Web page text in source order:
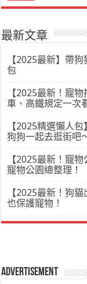
最新文章
【2025最新】帶
包
【2025最新！寵
車、高鐵規定一次
【2025精選懶人
狗狗一起去逛街吧
【2025最新！寵
寵物公園總整理！
【2025最新！狗
也保護寵物！
Advertisement